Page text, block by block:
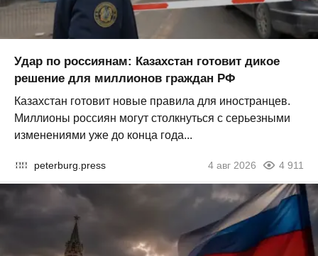
Удар по россиянам: Казахстан готовит дикое
решение для миллионов граждан РФ
Казахстан готовит новые правила для иностранцев.
Миллионы россиян могут столкнуться с серьезными
изменениями уже до конца года...
peterburg.press 4 авг 2026 4 911